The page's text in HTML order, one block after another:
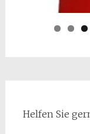
Helfen Sie